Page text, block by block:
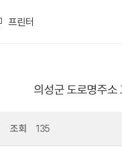
프린터
의성군 도로명주소
조회 135